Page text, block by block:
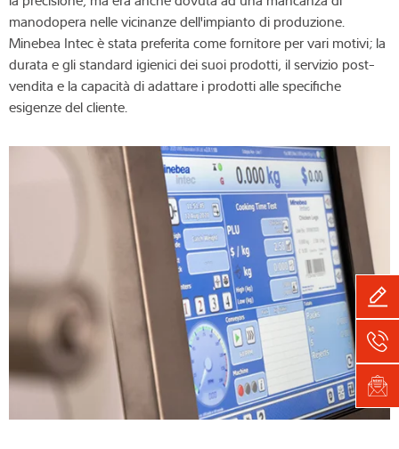
manodopera nelle vicinanze dell'impianto di produzione.
Minebea Intec è stata preferita come fornitore per vari motivi; la
durata e gli standard igienici dei suoi prodotti, il servizio post-
vendita e la capacità di adattare i prodotti alle specifiche
esigenze del cliente.